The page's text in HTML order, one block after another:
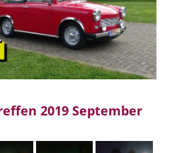
2019 September